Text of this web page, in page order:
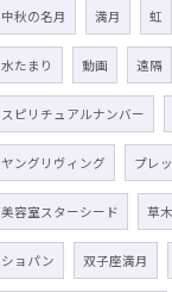
中秋の名月 満月 虹
水たまり 動画 遠隔
スピリチュアルナンバー
ヤングリヴィング プレ
美容室スターシード 草
ショパン 双子座満月